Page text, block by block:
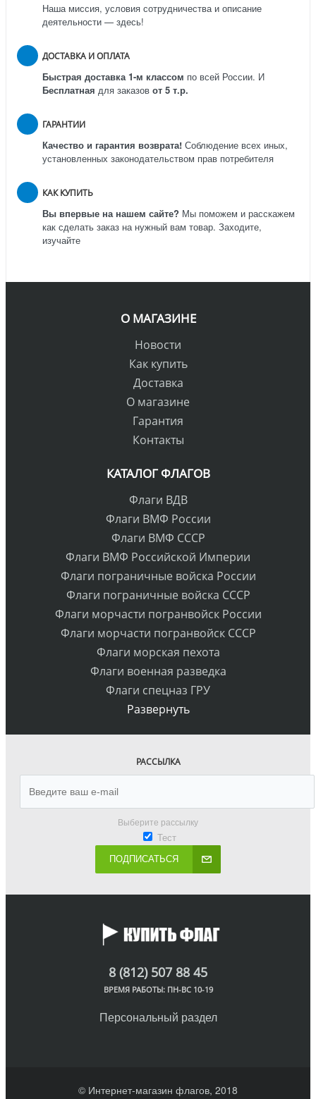
Наша миссия, условия сотрудничества и описание
деятельности — здесь!
ДОСТАВКА И ОПЛАТА
Быстрая доставка 1-м классом по всей России. И
Бесплатная для заказов от 5 т.р.
ГАРАНТИИ
Качество и гарантия возврата! Соблюдение всех иных,
установленных законодательством прав потребителя
КАК КУПИТЬ
Вы впервые на нашем сайте? Мы поможем и расскажем
как сделать заказ на нужный вам товар. Заходите,
изучайте
О МАГАЗИНЕ
Новости
Как купить
Доставка
О магазине
Гарантия
Контакты
КАТАЛОГ ФЛАГОВ
Флаги ВДВ
Флаги ВМФ России
Флаги ВМФ СССР
Флаги ВМФ Российской Империи
Флаги пограничные войска России
Флаги пограничные войска СССР
Флаги морчасти погранвойск России
Флаги морчасти погранвойск СССР
Флаги морская пехота
Флаги военная разведка
Флаги спецназ ГРУ
Развернуть
РАССЫЛКА
Выберите рассылку
Тест
ПОДПИСАТЬСЯ
8 (812) 507 88 45
ВРЕМЯ РАБОТЫ: ПН-ВС 10-19
Персональный раздел
© Интернет-магазин флагов, 2018